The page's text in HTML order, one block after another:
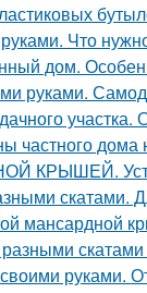
Что
дом.
руками.
участка.
частного
КРЫШЕЙ.
скатами.
мансардной
руками.